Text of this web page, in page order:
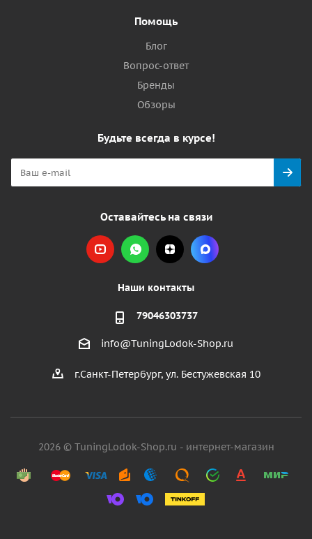
Помощь
Блог
Вопрос-ответ
Бренды
Обзоры
Будьте всегда в курсе!
Оставайтесь на связи
Наши контакты
79046303737
info@TuningLodok-Shop.ru
г.Санкт-Петербург, ул. Бестужевская 10
2026 © TuningLodok-Shop.ru - интернет-магазин